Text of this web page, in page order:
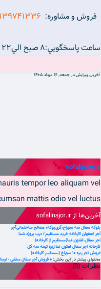
فروش و مشاوره:
ساعت پاسخگويي:8 صبح الي22 حتي ايام تعطيل
آخرین ویرایش در جمعه, 16 مرداد 1405
sofalinajor.ir
tempor leo aliquam vel
mattis odio vel luctus.
آخرین‌ها از sofalinajor.ir
بلوکه سفال سه سوراخ‌،گری‌پوکه‌، مصالح ساختمانی‌آجر
آجر اصفهان کارخانه خرید مستقیم / درب پروژه شما
اجر سفال،لفتون،نما(مستقیم از کارخانه)
کارخانه اجر سفال لفتون نما زبره تیغه سه گل
فروش آجر زبره 10 سوراخ (مستقیم کارخانه)
محتوای بیشتر در این بخش: « فروش آجر سفال سقفی -
نظرات (0
)